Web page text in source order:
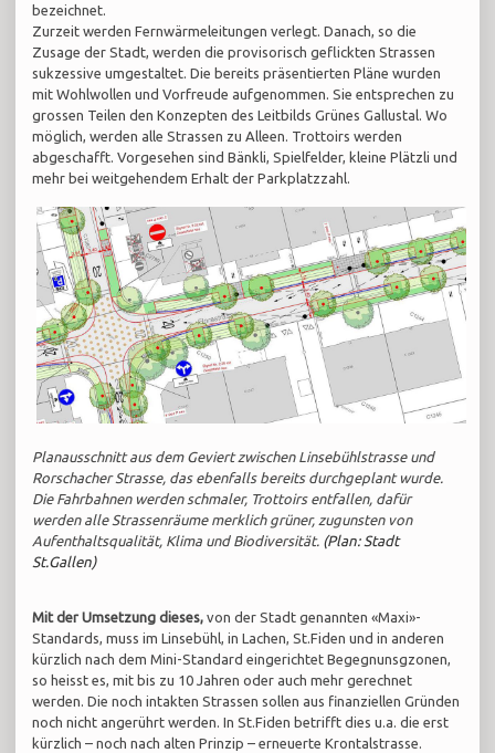
bezeichnet.
Zurzeit werden Fernwärmeleitungen verlegt. Danach, so die
Zusage der Stadt, werden die provisorisch geflickten Strassen
sukzessive umgestaltet. Die bereits präsentierten Pläne wurden
mit Wohlwollen und Vorfreude aufgenommen. Sie entsprechen zu
grossen Teilen den Konzepten des Leitbilds Grünes Gallustal. Wo
möglich, werden alle Strassen zu Alleen. Trottoirs werden
abgeschafft. Vorgesehen sind Bänkli, Spielfelder, kleine Plätzli und
mehr bei weitgehendem Erhalt der Parkplatzzahl.
Planausschnitt aus dem Geviert zwischen Linsebühlstrasse und
Rorschacher Strasse, das ebenfalls bereits durchgeplant wurde.
Die Fahrbahnen werden schmaler, Trottoirs entfallen, dafür
werden alle Strassenräume merklich grüner, zugunsten von
Aufenthaltsqualität, Klima und Biodiversität. (Plan: Stadt
St.Gallen)
Mit der Umsetzung dieses, von der Stadt genannten «Maxi»-
Standards, muss im Linsebühl, in Lachen, St.Fiden und in anderen
kürzlich nach dem Mini-Standard eingerichtet Begegnunsgzonen,
so heisst es, mit bis zu 10 Jahren oder auch mehr gerechnet
werden. Die noch intakten Strassen sollen aus finanziellen Gründen
noch nicht angerührt werden. In St.Fiden betrifft dies u.a. die erst
kürzlich – noch nach alten Prinzip – erneuerte Krontalstrasse.